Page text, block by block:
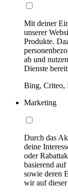
Mit deiner
unserer
Produkte.
ab und
Dienste
Bing, Criteo,
Marketing
Durch das
deine
oder
basierend
sowie deren
wir auf